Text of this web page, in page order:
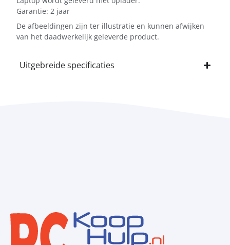
Garantie: 2 jaar
De afbeeldingen zijn ter illustratie en kunnen afwijken
van het daadwerkelijk geleverde product.
Uitgebreide specificaties